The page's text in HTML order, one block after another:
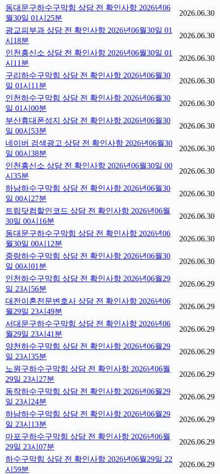
동대문구하수구막힘 상담 전 확인사항 2026년06
월30일 01시25분
2026.06.30
광교피부과 상담 전 확인사항 2026년06월30일 01
시18분
2026.06.30
인천흥신소 상담 전 확인사항 2026년06월30일 01
시11분
2026.06.30
구리하수구막힘 상담 전 확인사항 2026년06월30
일 01시11분
2026.06.30
인천하수구막힘 상담 전 확인사항 2026년06월30
일 01시00분
2026.06.30
부산휴대폰성지 상담 전 확인사항 2026년06월30
일 00시53분
2026.06.30
네이버 검색광고 상담 전 확인사항 2026년06월30
일 00시38분
2026.06.30
인천흥신소 상담 전 확인사항 2026년06월30일 00
시35분
2026.06.30
하남하수구막힘 상담 전 확인사항 2026년06월30
일 00시27분
2026.06.30
트립닷컴할인코드 상담 전 확인사항 2026년06월
30일 00시16분
2026.06.30
동대문구하수구막힘 상담 전 확인사항 2026년06
월30일 00시12분
2026.06.30
중랑하수구막힘 상담 전 확인사항 2026년06월30
일 00시01분
2026.06.30
인천하수구막힘 상담 전 확인사항 2026년06월29
일 23시56분
2026.06.29
대전이혼전문변호사 상담 전 확인사항 2026년06
월29일 23시49분
2026.06.29
서대문구하수구막힘 상담 전 확인사항 2026년06
월29일 23시41분
2026.06.29
양천하수구막힘 상담 전 확인사항 2026년06월29
일 23시35분
2026.06.29
노원구하수구막힘 상담 전 확인사항 2026년06월
29일 23시27분
2026.06.29
동작하수구막힘 상담 전 확인사항 2026년06월29
일 23시24분
2026.06.29
하남하수구막힘 상담 전 확인사항 2026년06월29
일 23시13분
2026.06.29
마포구하수구막힘 상담 전 확인사항 2026년06월
29일 23시07분
2026.06.29
하수구막힘 상담 전 확인사항 2026년06월29일 22
시59분
2026.06.29